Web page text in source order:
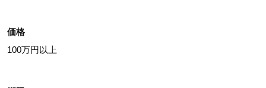
価格
100万円以上